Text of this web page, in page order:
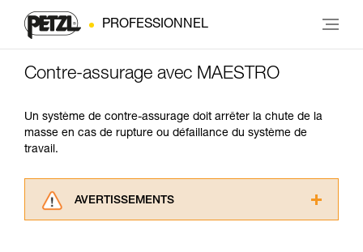
PROFESSIONNEL
Contre-assurage avec MAESTRO
Un système de contre-assurage doit arrêter la chute de la
masse en cas de rupture ou défaillance du système de
travail.
AVERTISSEMENTS